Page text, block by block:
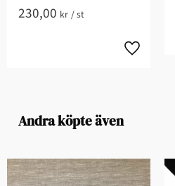
230,00 kr /st
Andra köpte även